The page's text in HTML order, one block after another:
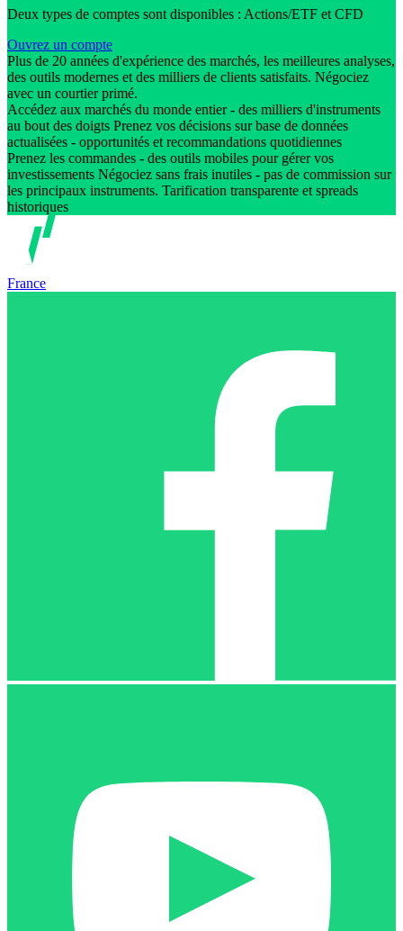
Deux types de comptes sont disponibles : Actions/ETF et CFD
Ouvrez un compte
Plus de 20 années d'expérience des marchés, les meilleures analyses,
des outils modernes et des milliers de clients satisfaits. Négociez
avec un courtier primé.
Accédez aux marchés du monde entier - des milliers d'instruments
au bout des doigts Prenez vos décisions sur base de données
actualisées - opportunités et recommandations quotidiennes
Prenez les commandes - des outils mobiles pour gérer vos
investissements Négociez sans frais inutiles - pas de commission sur
les principaux instruments. Tarification transparente et spreads
historiques
France